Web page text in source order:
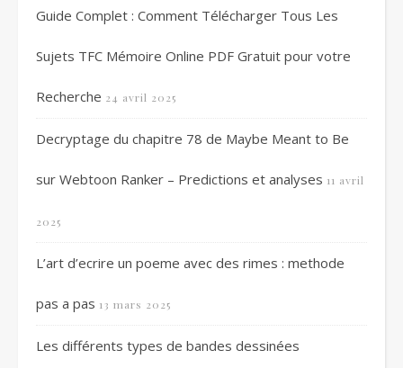
Guide Complet : Comment Télécharger Tous Les
Sujets TFC Mémoire Online PDF Gratuit pour votre
Recherche 24 avril 2025
Decryptage du chapitre 78 de Maybe Meant to Be
sur Webtoon Ranker – Predictions et analyses 11 avril
2025
L’art d’ecrire un poeme avec des rimes : methode
pas a pas 13 mars 2025
Les différents types de bandes dessinées